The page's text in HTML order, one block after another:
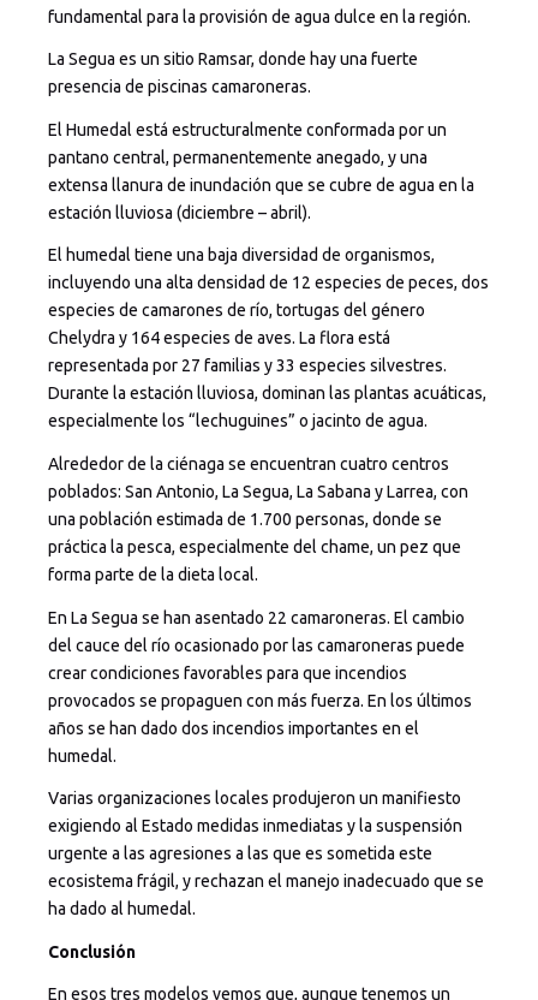
fundamental para la provisión de agua dulce en la región.
La Segua es un sitio Ramsar, donde hay una fuerte
presencia de piscinas camaroneras.
El Humedal está estructuralmente conformada por un
pantano central, permanentemente anegado, y una
extensa llanura de inundación que se cubre de agua en la
estación lluviosa (diciembre – abril).
El humedal tiene una baja diversidad de organismos,
incluyendo una alta densidad de 12 especies de peces, dos
especies de camarones de río, tortugas del género
Chelydra y 164 especies de aves. La flora está
representada por 27 familias y 33 especies silvestres.
Durante la estación lluviosa, dominan las plantas acuáticas,
especialmente los “lechuguines” o jacinto de agua.
Alrededor de la ciénaga se encuentran cuatro centros
poblados: San Antonio, La Segua, La Sabana y Larrea, con
una población estimada de 1.700 personas, donde se
práctica la pesca, especialmente del chame, un pez que
forma parte de la dieta local.
En La Segua se han asentado 22 camaroneras. El cambio
del cauce del río ocasionado por las camaroneras puede
crear condiciones favorables para que incendios
provocados se propaguen con más fuerza. En los últimos
años se han dado dos incendios importantes en el
humedal.
Varias organizaciones locales produjeron un manifiesto
exigiendo al Estado medidas inmediatas y la suspensión
urgente a las agresiones a las que es sometida este
ecosistema frágil, y rechazan el manejo inadecuado que se
ha dado al humedal.
Conclusión
En esos tres modelos vemos que, aunque tenemos un